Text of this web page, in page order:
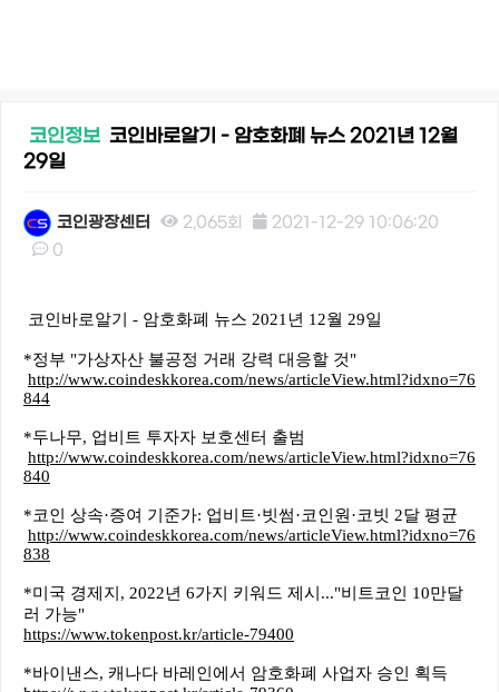
코인정보 코인바로알기 - 암호화폐 뉴스 2021년 12월
29일
코인광장센터 2,065회
2021-12-29 10:06:20
0
코인바로알기 - 암호화폐 뉴스 2021년 12월 29일
*정부 "가상자산 불공정 거래 강력 대응할 것"
http://www.coindeskkorea.com/news/articleView.html?idxno=76
844
*두나무, 업비트 투자자 보호센터 출범
http://www.coindeskkorea.com/news/articleView.html?idxno=76
840
*코인 상속·증여 기준가: 업비트·빗썸·코인원·코빗 2달 평균
http://www.coindeskkorea.com/news/articleView.html?idxno=76
838
*미국 경제지, 2022년 6가지 키워드 제시..."비트코인 10만달
러 가능"
https://www.tokenpost.kr/article-79400
*바이낸스, 캐나다 바레인에서 암호화폐 사업자 승인 획득